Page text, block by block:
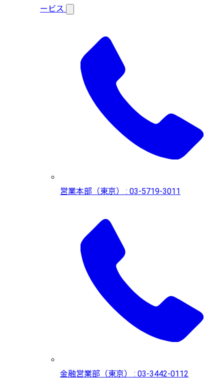
ービス
営業本部（東京） : 03-5719-3011
金融営業部（東京） : 03-3442-0112